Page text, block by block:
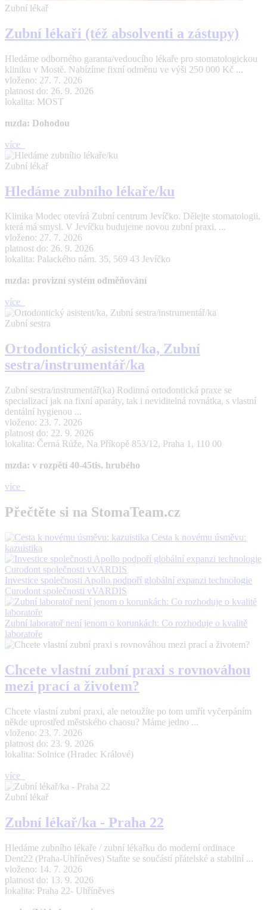
Zubní lékař
Zubní lékaři (též absolventi a zástupy)
Hledáme odborného garanta/vedoucího lékaře pro stomatologickou
kliniku v Mostě. Nabízíme fixní odměnu ve výši 250 000 Kč ...
vloženo: 27. 7. 2026
platnost do: 26. 9. 2026
lokalita: MOST
mzda: Dohodou
více
Zubní lékař
Hledáme zubního lékaře/ku
Klinika Modec otevírá Zubní centrum Jevíčko. Dělejte stomatologii,
která má smysl. V Jevíčku budujeme novou zubní praxi, ...
vloženo: 27. 7. 2026
platnost do: 26. 9. 2026
lokalita: Palackého nám. 35, 569 43 Jevíčko
mzda: provizní systém odměňování
více
Zubní sestra
Ortodontický asistent/ka, Zubní
sestra/instrumentář/ka
Zubní sestra/instrumentář(ka) Rodinná ortodontická praxe se
specializací jak na fixní aparáty, tak i neviditelná rovnátka, s vlastní
dentální hygienou ...
vloženo: 23. 7. 2026
platnost do: 22. 9. 2026
lokalita: Černá Růže, Na Příkopě 853/12, Praha 1, 110 00
mzda: v rozpětí 40-45tis. hrubého
více
Přečtěte si na StomaTeam.cz
Cesta k novému úsměvu:
kazuistika
Investice společnosti Apollo podpoří globální expanzi technologie
Curodont společnosti vVARDIS
Zubní laboratoř není jenom o korunkách: Co rozhoduje o kvalitě
laboratoře
Chcete vlastní zubní praxi s rovnováhou
mezi prací a životem?
Chcete vlastní zubní praxi, ale netoužíte po tom umřít vyčerpáním
někde uprostřed městského chaosu? Máme jedno ...
vloženo: 23. 7. 2026
platnost do: 23. 9. 2026
lokalita: Solnice (Hradec Králové)
více
Zubní lékař
Zubní lékař/ka - Praha 22
Hledáme zubního lékaře / zubní lékařku do moderní ordinace
Dent22 (Praha-Uhříněves) Staňte se součástí přátelské a stabilní ...
vloženo: 14. 7. 2026
platnost do: 13. 9. 2026
lokalita: Praha 22- Uhříněves